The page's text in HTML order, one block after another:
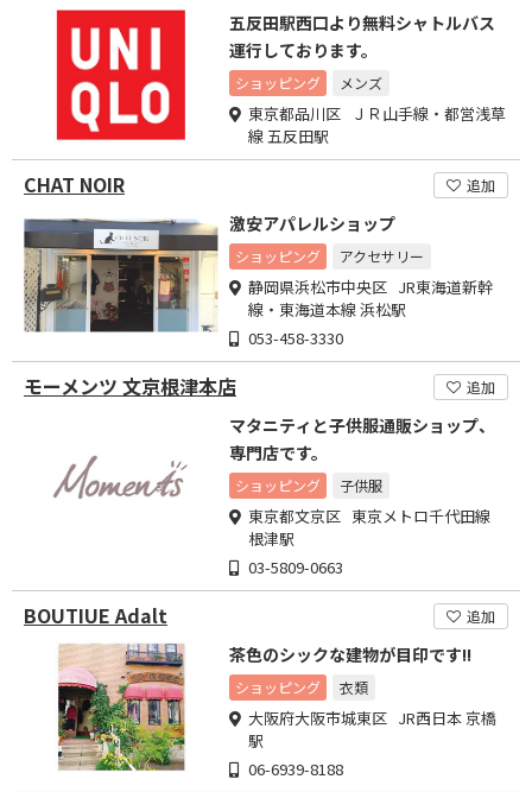
五反田駅西口より無料シャトルバス
運行しております。
ショッピング メンズ
東京都品川区 ＪＲ山手線・都営浅草
線 五反田駅
CHAT NOIR 追加
激安アパレルショップ
ショッピング アクセサリー
静岡県浜松市中央区 JR東海道新幹
線・東海道本線 浜松駅
053-458-3330
モーメンツ 文京根津本店 追加
マタニティと子供服通販ショップ、
専門店です。
ショッピング 子供服
東京都文京区 東京メトロ千代田線
根津駅
03-5809-0663
BOUTIUE Adalt 追加
茶色のシックな建物が目印です!!
ショッピング 衣類
大阪府大阪市城東区 JR西日本 京橋
駅
06-6939-8188